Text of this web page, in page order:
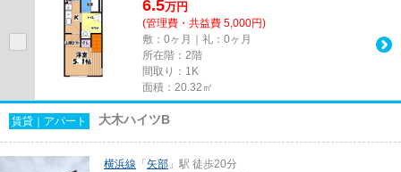
6.5万円
(管理費・共益費 5,000円)
敷：0ヶ月｜礼：0ヶ月
所在階：2階
間取り：1K
面積：20.32㎡
賃貸｜アパート 大木ハイツB
横浜線 「矢部 」駅 徒歩20分